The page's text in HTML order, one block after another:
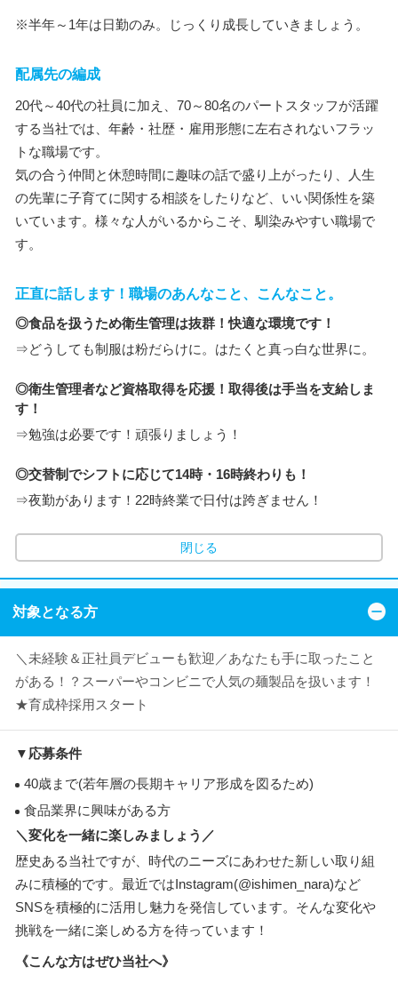
※半年～1年は日勤のみ。じっくり成長していきましょう。
配属先の編成
20代～40代の社員に加え、70～80名のパートスタッフが活躍
する当社では、年齢・社歴・雇用形態に左右されないフラッ
トな職場です。
気の合う仲間と休憩時間に趣味の話で盛り上がったり、人生
の先輩に子育てに関する相談をしたりなど、いい関係性を築
いています。様々な人がいるからこそ、馴染みやすい職場で
す。
正直に話します！職場のあんなこと、こんなこと。
◎食品を扱うため衛生管理は抜群！快適な環境です！
⇒どうしても制服は粉だらけに。はたくと真っ白な世界に。
◎衛生管理者など資格取得を応援！取得後は手当を支給しま
す！
⇒勉強は必要です！頑張りましょう！
◎交替制でシフトに応じて14時・16時終わりも！
⇒夜勤があります！22時終業で日付は跨ぎません！
閉じる
対象となる方
＼未経験＆正社員デビューも歓迎／あなたも手に取ったこと
がある！？スーパーやコンビニで人気の麺製品を扱います！
★育成枠採用スタート
▼応募条件
40歳まで(若年層の長期キャリア形成を図るため)
食品業界に興味がある方
＼変化を一緒に楽しみましょう／
歴史ある当社ですが、時代のニーズにあわせた新しい取り組
みに積極的です。最近ではInstagram(@ishimen_nara)など
SNSを積極的に活用し魅力を発信しています。そんな変化や
挑戦を一緒に楽しめる方を待っています！
《こんな方はぜひ当社へ》